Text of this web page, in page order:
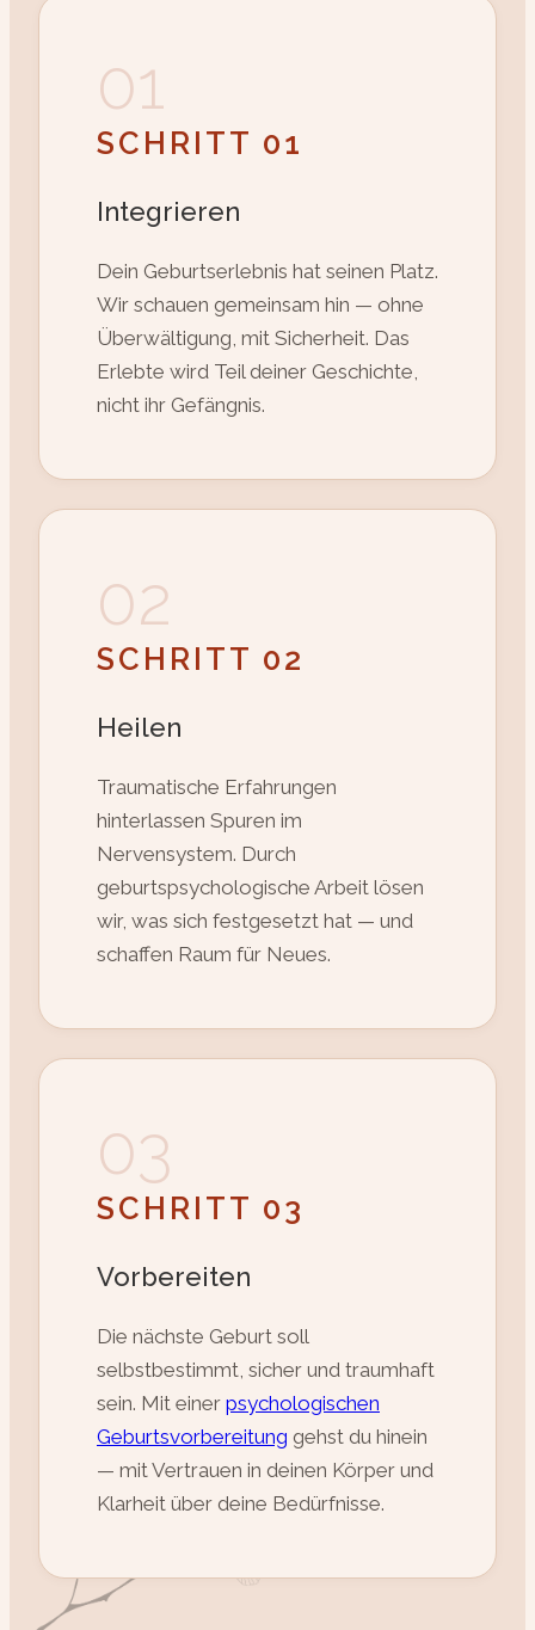
01
SCHRITT 01
Integrieren
Dein Geburtserlebnis hat seinen Platz.
Wir schauen gemeinsam hin — ohne
Überwältigung, mit Sicherheit. Das
Erlebte wird Teil deiner Geschichte,
nicht ihr Gefängnis.
02
SCHRITT 02
Heilen
Traumatische Erfahrungen
hinterlassen Spuren im
Nervensystem. Durch
geburtspsychologische Arbeit lösen
wir, was sich festgesetzt hat — und
schaffen Raum für Neues.
03
SCHRITT 03
Vorbereiten
Die nächste Geburt soll
selbstbestimmt, sicher und traumhaft
sein. Mit einer psychologischen
Geburtsvorbereitung gehst du hinein
— mit Vertrauen in deinen Körper und
Klarheit über deine Bedürfnisse.